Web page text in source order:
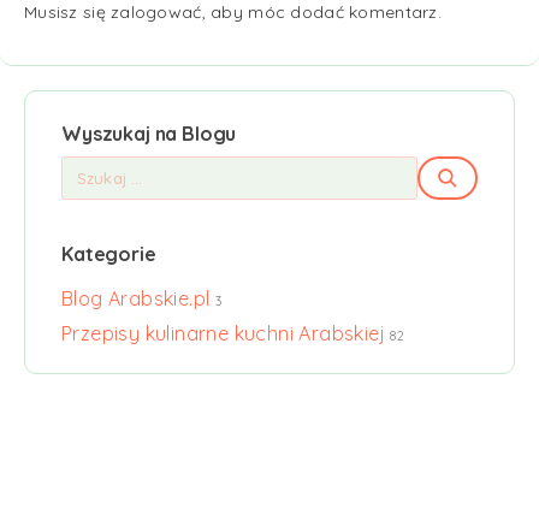
Musisz sięzalogować, aby móc dodać komentarz.
Wyszukaj na Blogu
Kategorie
Blog Arabskie.pl 3
Przepisy kulinarne kuchni Arabskiej 82